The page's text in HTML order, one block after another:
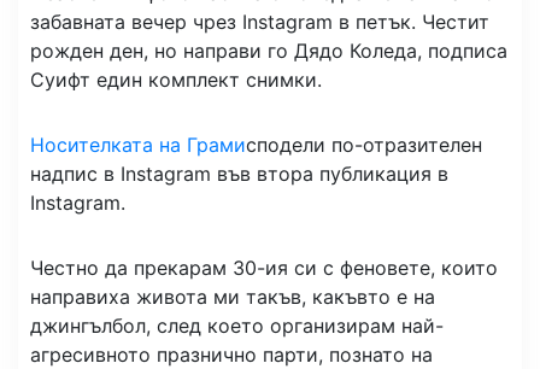
забавната вечер чрез Instagram в петък. Честит
рожден ден, но направи го Дядо Коледа, подписа
Суифт един комплект снимки.
Носителката на Грамисподели по-отразителен
надпис в Instagram във втора публикация в
Instagram.
Честно да прекарам 30-ия си с феновете, които
направиха живота ми такъв, какъвто е на
джингълбол, след което организирам най-
агресивното празнично парти, познато на